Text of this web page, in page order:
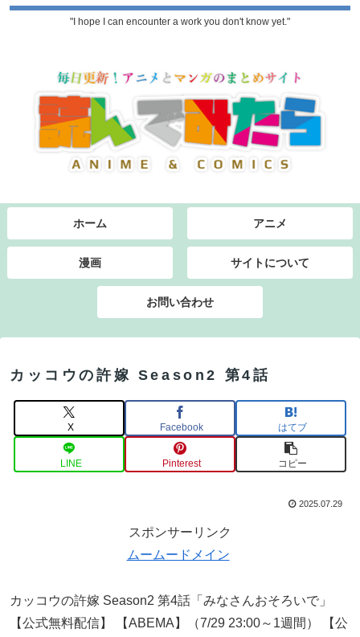
"I hope I can encounter a work you don't know yet."
ホーム アニメ
漫画 サイトについて
お問い合わせ
カッコウの許嫁 Season2 第4話
X Facebook はてブ
LINE Pinterest コピー
2025.07.29
スポンサーリンク
ムームードメイン
カッコウの許嫁 Season2 第4話「みなさんおそろいで」
【公式無料配信】 【ABEMA】（7/29 23:00～1週間） 【公